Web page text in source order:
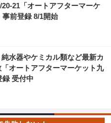
21「オートアフターマーケ
事前登録 8/1開始
水器やケミカル類など最新カ
オートアフターマーケット九
録 受付中